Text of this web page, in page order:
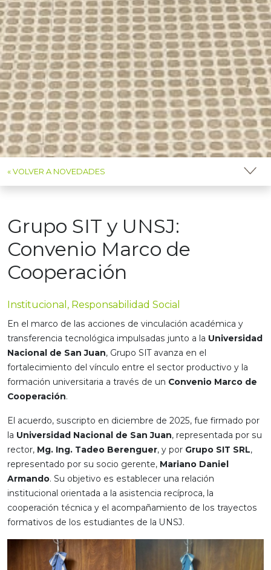
« VOLVER A NOVEDADES
Grupo SIT y UNSJ:
Convenio Marco de
Cooperación
Institucional, Responsabilidad Social
En el marco de las acciones de vinculación académica y
transferencia tecnológica impulsadas junto a la Universidad
Nacional de San Juan, Grupo SIT avanza en el
fortalecimiento del vínculo entre el sector productivo y la
formación universitaria a través de un Convenio Marco de
Cooperación.
El acuerdo, suscripto en diciembre de 2025, fue firmado por
la Universidad Nacional de San Juan, representada por su
rector, Mg. Ing. Tadeo Berenguer, y por Grupo SIT SRL,
representado por su socio gerente, Mariano Daniel
Armando. Su objetivo es establecer una relación
institucional orientada a la asistencia recíproca, la
cooperación técnica y el acompañamiento de los trayectos
formativos de los estudiantes de la UNSJ.